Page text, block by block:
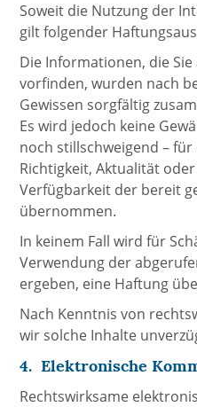
Soweit die Nutzung der
gilt folgender
Die Informationen, die
vorfinden, wurden nach
Gewissen sorgfältig
Es wird jedoch keine
noch stillschweigend –
Richtigkeit, Aktualität
Verfügbarkeit der bereit
übernommen.
In keinem Fall wird für
Verwendung der
ergeben, eine Haftung
Nach Kenntnis von
wir solche Inhalte
4. Elektronische
Rechtswirksame